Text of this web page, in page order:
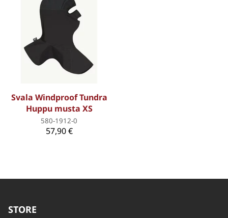
Svala Windproof Tundra
Huppu musta XS
580-1912-0
57,90 €
STORE